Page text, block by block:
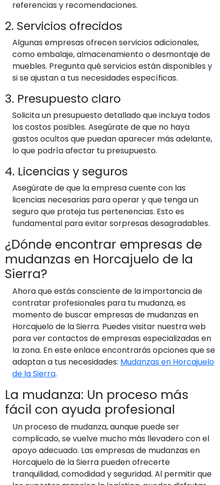
referencias y recomendaciones.
2. Servicios ofrecidos
Algunas empresas ofrecen servicios adicionales,
como embalaje, almacenamiento o desmontaje de
muebles. Pregunta qué servicios están disponibles y
si se ajustan a tus necesidades específicas.
3. Presupuesto claro
Solicita un presupuesto detallado que incluya todos
los costos posibles. Asegúrate de que no haya
gastos ocultos que puedan aparecer más adelante,
lo que podría afectar tu presupuesto.
4. Licencias y seguros
Asegúrate de que la empresa cuente con las
licencias necesarias para operar y que tenga un
seguro que proteja tus pertenencias. Esto es
fundamental para evitar sorpresas desagradables.
¿Dónde encontrar empresas de
mudanzas en Horcajuelo de la
Sierra?
Ahora que estás consciente de la importancia de
contratar profesionales para tu mudanza, es
momento de buscar empresas de mudanzas en
Horcajuelo de la Sierra. Puedes visitar nuestra web
para ver contactos de empresas especializadas en
la zona. En este enlace encontrarás opciones que se
adaptan a tus necesidades: Mudanzas en Horcajuelo
de la Sierra.
La mudanza: Un proceso más
fácil con ayuda profesional
Un proceso de mudanza, aunque puede ser
complicado, se vuelve mucho más llevadero con el
apoyo adecuado. Las empresas de mudanzas en
Horcajuelo de la Sierra pueden ofrecerte
tranquilidad, comodidad y seguridad. Al permitir que